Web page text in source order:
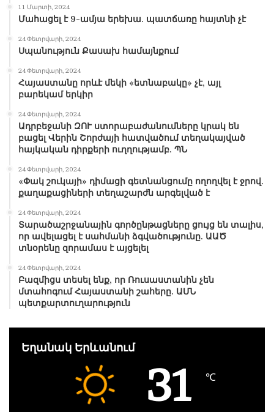
11 Մարտի, 2024
Մահացել է 9-ամյա երեխա. պատճառը հայտնի չէ
24 Փետրվարի, 2024
Սպանություն Քասախ համայնքում
24 Փետրվարի, 2024
Հայաստանը որևէ մեկի «ետնաբակը» չէ, այլ
բարեկամ երկիր
24 Փետրվարի, 2024
Ադրբեջանի ԶՈՒ ստորաբաժանումները կրակ են
բացել Վերին Շորժայի հատվածում տեղակայված
հայկական դիրքերի ուղղությամբ. ՊՆ
24 Փետրվարի, 2024
«Փակ շուկայի» դիմացի գետնանցումը ողողվել է ջրով.
քաղաքացիների տեղաշարժն արգելված է
24 Փետրվարի, 2024
Տարածաշրջանային գործընթացները ցույց են տալիս,
որ ավելացել է սահմանի ձգվածությունը. ԱԱԾ
տնօրենը զորամաս է այցելել
24 Փետրվարի, 2024
Բազմիցս տեսել ենք, որ Ռուսաստանին չեն
մտահոգում Հայաստանի շահերը. ԱՄՆ
պետքարտուղարություն
Եղանակ Երևանում
31 ℃